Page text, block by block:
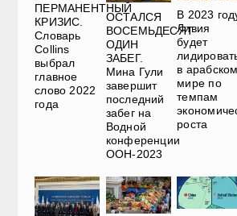
ПЕРМАНЕНТНЫЙ
КРИЗИС.
Словарь
Collins
выбрал
главное
слово 2022
года
ОСТАЛСЯ
ВОСЕМЬДЕСЯТ
ОДИН
ЗАБЕГ.
Мина Гули
завершит
последний
забег на
Водной
конференции
ООН-2023
В 2023
Ливия
будет
в арабском
мире по
темпам
роста